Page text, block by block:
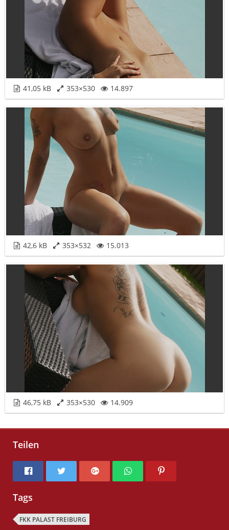
41,05 kB 353×530 14.897
42,6 kB 353×532 15.013
46,75 kB 353×530 14.909
Teilen
Tags
FKK PALAST FREIBURG